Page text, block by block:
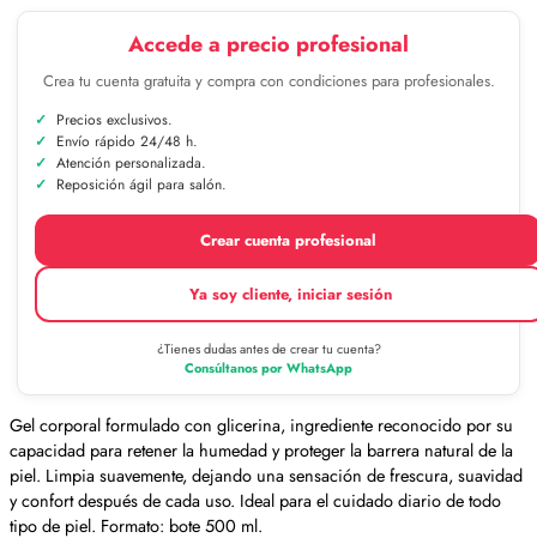
Accede a precio profesional
Crea tu cuenta gratuita y compra con condiciones para profesionales.
Precios exclusivos.
Envío rápido 24/48 h.
Atención personalizada.
Reposición ágil para salón.
Crear cuenta profesional
Ya soy cliente, iniciar sesión
¿Tienes dudas antes de crear tu cuenta?
Consúltanos por WhatsApp
Gel corporal formulado con glicerina, ingrediente reconocido por su
capacidad para retener la humedad y proteger la barrera natural de la
piel. Limpia suavemente, dejando una sensación de frescura, suavidad
y confort después de cada uso. Ideal para el cuidado diario de todo
tipo de piel. Formato: bote 500 ml.